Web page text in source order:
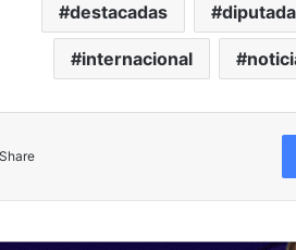
destacadas
internacional
Share